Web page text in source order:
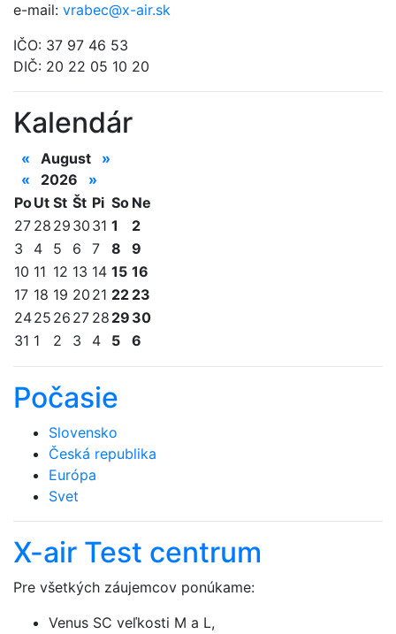
e-mail: vrabec@x-air.sk
IČO: 37 97 46 53
DIČ: 20 22 05 10 20
Kalendár
« August
»
«
2026
»
PoUt St Št Pi So Ne
27 28 29 30 31 1
2
3
4 5 6 7 8
9
10 11 12 13 14 15 16
17 18 19 20 21 22 23
2425 26 27 28 29 30
31 1 2 3 4 5 6
Počasie
Slovensko
Česká republika
Európa
Svet
X-air Test centrum
Pre všetkých záujemcov ponúkame:
Venus SC veľkosti M a L,